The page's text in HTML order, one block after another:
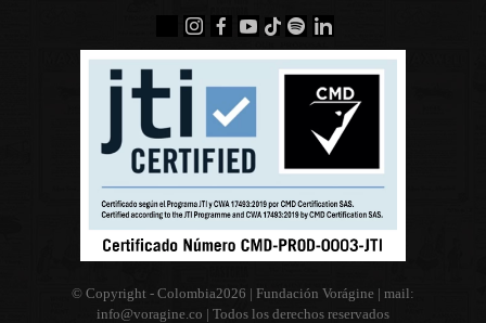
© Copyright - Colombia2026 | Fundación Vorágine | mail:
info@voragine.co | Todos los derechos reservados